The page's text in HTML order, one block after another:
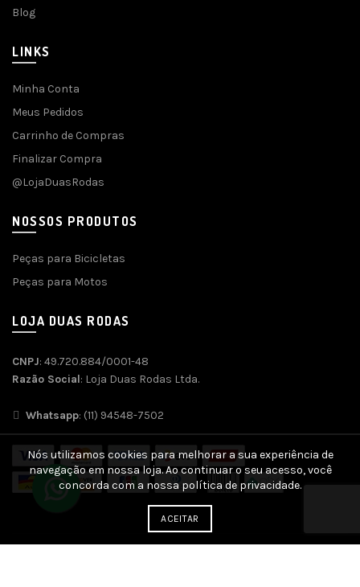
Blog
LINKS
Minha Conta
Meus Pedidos
Carrinho de Compras
Finalizar Compra
@LojaDuasRodas
NOSSOS PRODUTOS
Peças para Bicicletas
Peças para Motos
LOJA DUAS RODAS
CNPJ: 49.720.884/0001-48
Razão Social: Loja Duas Rodas Ltda.
Whatsapp: (11) 94548-7502
Nós utilizamos cookies para melhorar a sua experiência de
navegação em nossa loja. Ao continuar o seu acesso, você
concorda com a nossa política de privacidade.
ACEITAR